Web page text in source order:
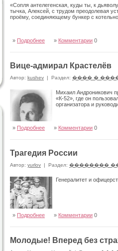
«Сопля антелегенская, куды ты, к
тычка, Алексей, с трудом преодолевая
проёму, соединяющему бункер с
» Подробнее » Комментарии 0
Вице-адмирал Крастелёв
Автор: kushev | Раздел: ���� �
Михаил Андроникович
«К-52», где он
организатора и
» Подробнее » Комментарии 0
Трагедия России
Автор: yurlov | Раздел: ��������
Генералитет и
» Подробнее » Комментарии 0
Молодые! Вперед без